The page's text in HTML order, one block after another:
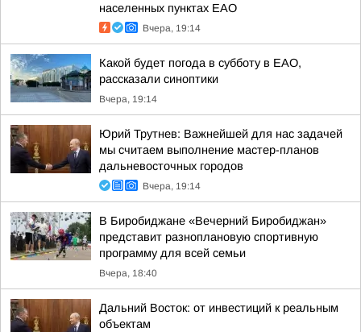
населенных пунктах ЕАО
Вчера, 19:14
Какой будет погода в субботу в ЕАО,
рассказали синоптики
Вчера, 19:14
Юрий Трутнев: Важнейшей для нас задачей
мы считаем выполнение мастер-планов
дальневосточных городов
Вчера, 19:14
В Биробиджане «Вечерний Биробиджан»
представит разноплановую спортивную
программу для всей семьи
Вчера, 18:40
Дальний Восток: от инвестиций к реальным
объектам